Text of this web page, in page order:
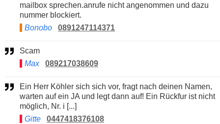
mailbox sprechen.anrufe nicht angenommen und dazu
nummer blockiert.
Bonobo
0891247114371
Scam
Max
089217038609
Ein Herr Köhler sich sich vor, fragt nach deinen Namen,
warten auf ein JA und legt dann auf! Ein Rückfur ist nicht
möglich, Nr. i [...]
Gitte
0447418376108